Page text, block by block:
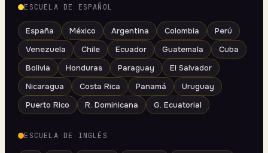
ESCUELA DE ESPAÑOL
España México Argentina Colombia
Perú
Venezuela
Chile Ecuador Guatemala
Cuba
Bolivia
Honduras Paraguay
El Salvador
Nicaragua
Costa Rica Panamá
Uruguay
Puerto Rico
R. Dominicana G. Ecuatorial
ESCUELA DE INGLÉS